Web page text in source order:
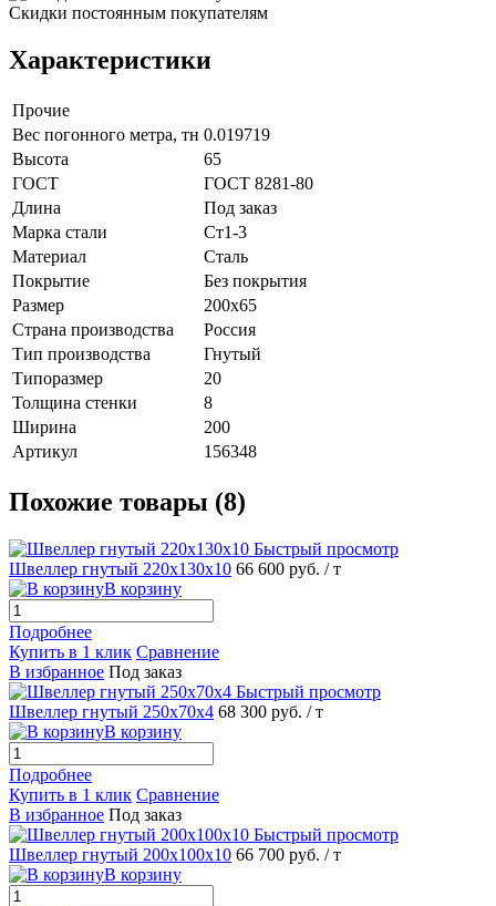
Скидки постоянным покупателям
Характеристики
Прочие
Вес погонного метра, тн 0.019719
Высота
65
ГОСТ
ГОСТ 8281-80
Длина
Под заказ
Марка стали
Ст1-3
Материал
Сталь
Покрытие
Без покрытия
Размер
200х65
Страна производства
Россия
Тип производства
Гнутый
Типоразмер
20
Толщина стенки
8
Ширина
200
Артикул
156348
Похожие товары (8)
Быстрый просмотр
Швеллер гнутый 220х130х10 66 600 руб. / т
В корзину
Подробнее
Купить в 1 клик Сравнение
В избранное Под заказ
Быстрый просмотр
Швеллер гнутый 250х70х4 68 300 руб. / т
В корзину
Подробнее
Купить в 1 клик Сравнение
В избранное Под заказ
Быстрый просмотр
Швеллер гнутый 200х100х10 66 700 руб. / т
В корзину